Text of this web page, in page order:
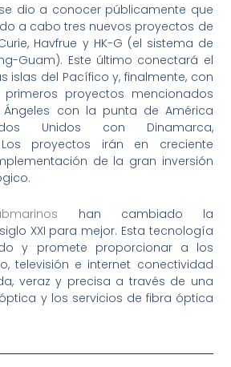
dio a conocer públicamente que
a cabo tres nuevos proyectos de
Havfrue y HK-G (el sistema de
Guam). Este último conectará el
islas del Pacífico y, finalmente, con
primeros proyectos mencionados
con la punta de América
Unidos con Dinamarca,
Los proyectos irán en creciente
de la gran inversión
han cambiado la
XXI para mejor. Esta tecnología
y promete proporcionar a los
televisión e internet conectividad
veraz y precisa a través de una
y los servicios de fibra óptica